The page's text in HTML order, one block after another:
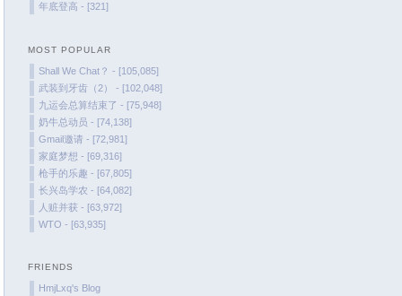
年底登高 - [321]
MOST POPULAR
Shall We Chat？ - [105,085]
武装到牙齿（2） - [102,048]
九运会总算结束了 - [75,948]
奶牛总动员 - [74,138]
Gmail邀请 - [72,981]
家庭梦想 - [69,316]
枪手的乐趣 - [67,805]
长兴岛学农 - [64,082]
人赃并获 - [63,972]
WTO - [63,935]
FRIENDS
HmjLxq's Blog